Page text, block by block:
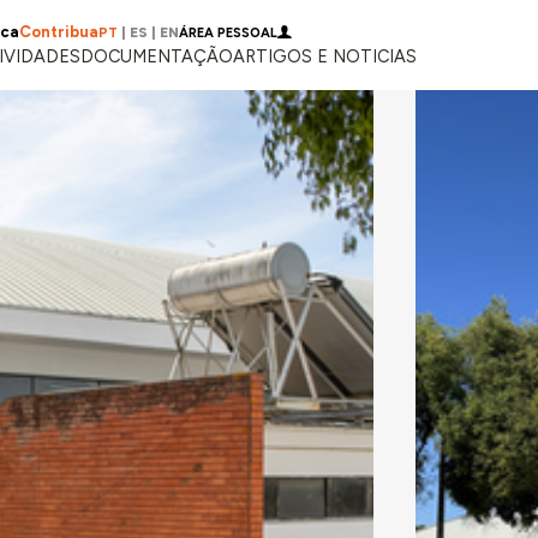
ContribuaPT ES ENÁREA PESSOAL
DOCUMENTAÇÃOARTIGOS E NOTICIAS